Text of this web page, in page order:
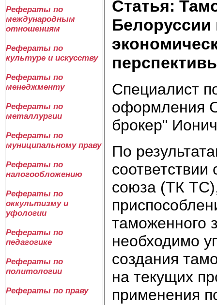
Рефераты по
международным
отношениям
Рефераты по
культуре и искусству
Рефераты по
менеджменту
Рефераты по
металлургии
Рефераты по
муниципальному праву
Рефераты по
налогообложению
Рефераты по
оккультизму и
уфологии
Рефераты по
педагогике
Рефераты по
политологии
Рефераты по праву
Статья:
Белоруссии
Специалист
оформления
брокер"
По
союза (ТК
таможенного
необходимо
создания
на текущих
применения